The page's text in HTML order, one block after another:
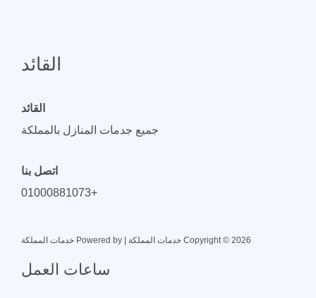
القائد
القائد
جميع جدمات المنازل بالمملكة
اتصل بنا
+01000881073
Copyright © 2026 خدمات المملكة | Powered by خدمات المملكة
ساعات العمل